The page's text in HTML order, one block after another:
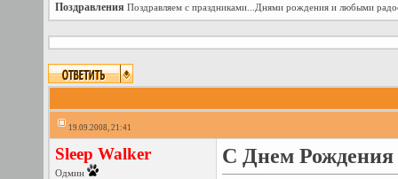
Поздравления Поздравляем с праздниками...Днями рождения и любыми
19.09.2008, 21:41
Sleep Walker
Одмин
С Днем